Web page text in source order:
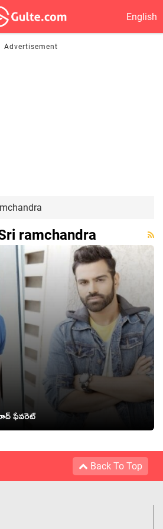
English
ramchandra
ఫేవరెట్
Back To Top